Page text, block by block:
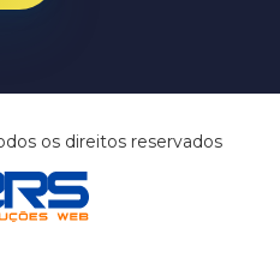
os direitos reservados